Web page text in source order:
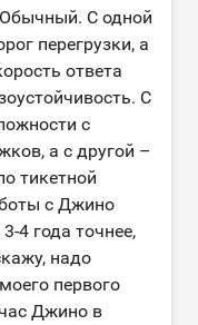
С одной
перегрузки, а
ответа
С
с
а с другой –
тикетной
с Джино
4 года точнее,
надо
первого
Джино в